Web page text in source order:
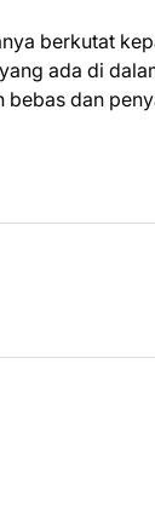
berkutat
ada di
dan